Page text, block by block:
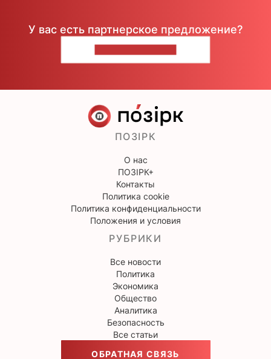
У вас есть партнерское предложение?
ПОЗІРК
О нас
ПОЗІРК+
Контакты
Политика cookie
Политика конфиденциальности
Положения и условия
РУБРИКИ
Все новости
Политика
Экономика
Общество
Аналитика
Безопасность
Все статьи
ОБРАТНАЯ СВЯЗЬ